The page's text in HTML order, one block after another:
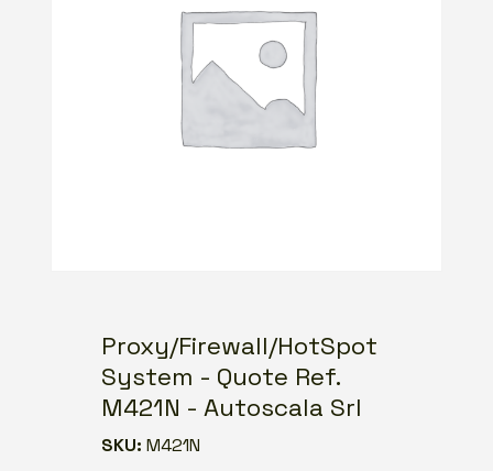
Proxy/Firewall/HotSpot
System - Quote Ref.
M421N - Autoscala Srl
SKU: M421N